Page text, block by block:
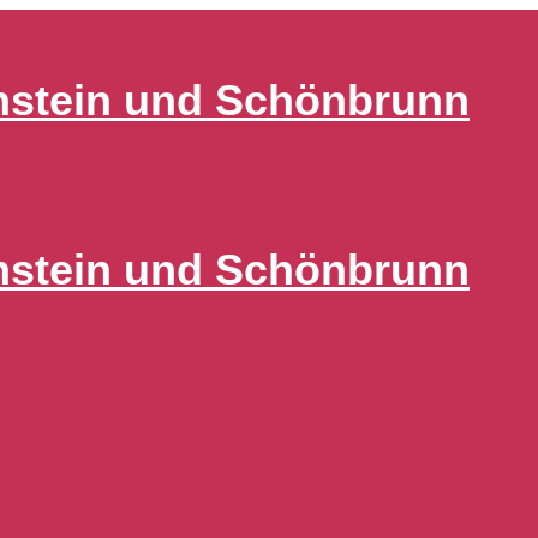
und Schönbrunn
und Schönbrunn